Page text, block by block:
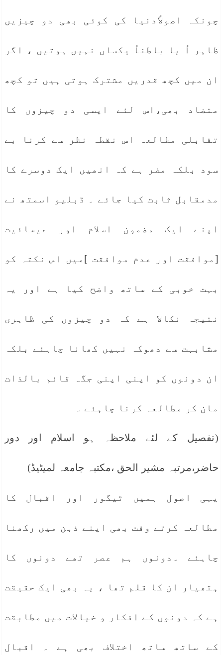
چونکہ اصولاًدنیا کی کوئی بھی دو چیزیں
ظاہر اً یا باطناً یکساں نہیں ہوتیں ، اگر
ان میں کچھ قدریں مشترک ہوتی ہیں تو کچھ
متضاد بھی،اس لئے ایسی دو چیزوں کا
تقابلی مطالعہ اس نقطہ نظر سے کرنا بے
سود بلکہ مضر ہے کہ انھیں ایک دوسرے کا
مدمقابل ثابت کیا جائے ۔ ڈبلیو اسمتھ نے
اپنے ایک مضمون اسلام اور عیسائیت
[موافقت اور عدم موافقت ]میں اس نکتہ کو
بہت خوبی کے ساتھ واضح کیا ہے اور یہ
نتیجہ نکالا ہے کہ دو چیزوں کی ظاہری
مشابہت سے دھوکہ نہیں کھانا چاہئے بلکہ
ان دونوں کو اپنی اپنی جگہ قائم بالذات
مان کر مطالعہ کرنا چاہئے ۔
(تفصیل کے لئے ملاحظہ ہو اسلام اور دور
حاضر،مرتبہ مشیر الحق ،مکتبہ جامعہ لمیٹیڈ)
یہی اصول ہمیں ٹیگور اور اقبال کا
مطالعہ کرتے وقت بھی اپنے ذہن میں رکھنا
چاہئے ۔دونوں ہم عصر تھے دونوں کا
ہتھیار ان کا قلم تھا ، یہ بھی ایک حقیقت
ہے کہ دونوں کے افکار و خیالات میں مطابقت
کے ساتھ ساتھ اختلاف بھی ہے ۔ اقبال